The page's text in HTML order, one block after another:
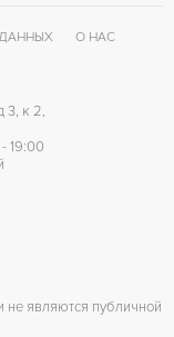
О НАС
3, к 2,
19:00
не являются публичной